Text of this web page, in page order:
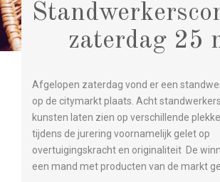
zaterdag 25
Afgelopen zaterdag vond er een
op de citymarkt plaats. Acht
kunsten laten zien op verschillende
tijdens de jurering voornamelijk gelet op
overtuigingskracht en originaliteit De
een mand met producten van de markt